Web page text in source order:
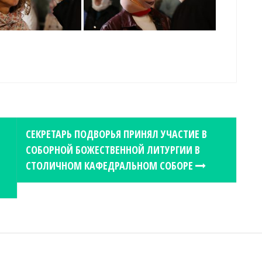
СЕКРЕТАРЬ ПОДВОРЬЯ ПРИНЯЛ УЧАСТИЕ В
СОБОРНОЙ БОЖЕСТВЕННОЙ ЛИТУРГИИ В
СТОЛИЧНОМ КАФЕДРАЛЬНОМ СОБОРЕ